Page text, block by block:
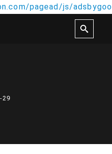
pagead/js/
29